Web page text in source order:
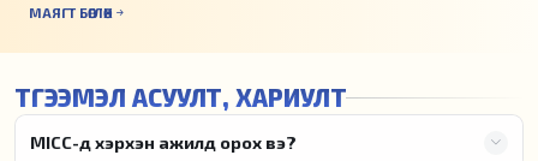
МАЯГТ БӨГЛӨХ
ТҮГЭЭМЭЛ АСУУЛТ, ХАРИУЛТ
MICC-д хэрхэн ажилд орох вэ?